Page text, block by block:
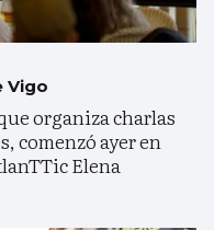
Vigo
organiza charlas
comenzó ayer en
Elena